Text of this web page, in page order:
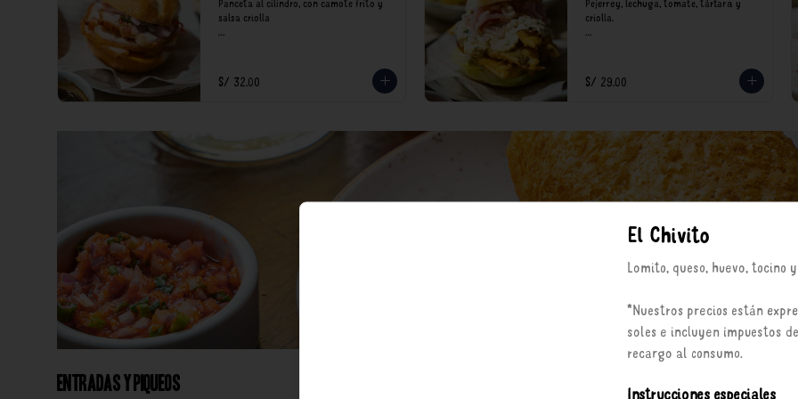
Panceta al cilindro, con camote frito y
salsa criolla
recargo al consumo.
S/ 32.00
Pejerrey, lechuga, tomate, tártara y
criolla.
recargo al consumo.
S/ 29.00
Entradas y Piqueos
El Chivito
Lomito, queso, huevo, tocino
*Nuestros precios están
soles e incluyen impuestos
recargo al consumo.
Instrucciones especiales